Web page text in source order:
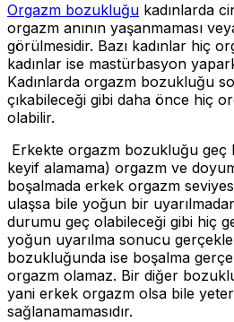
Orgazm bozukluğu kadınlarda
orgazm anının yaşanmaması
görülmesidir. Bazı kadınlar hiç
kadınlar ise mastürbasyon
Kadınlarda orgazm bozukluğu
çıkabileceği gibi daha önce hiç
olabilir.
Erkekte orgazm bozukluğu geç
keyif alamama) orgazm ve
boşalmada erkek orgazm
ulaşsa bile yoğun bir
durumu geç olabileceği gibi hiç
yoğun uyarılma sonucu
bozukluğunda ise boşalma
orgazm olamaz. Bir diğer
yani erkek orgazm olsa bile
sağlanamamasıdır.